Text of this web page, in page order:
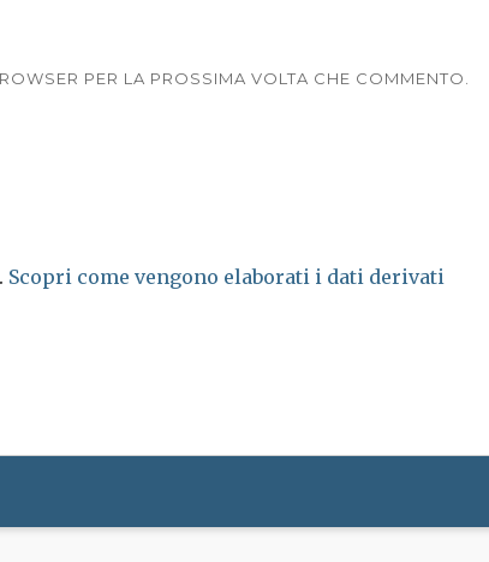
PER LA PROSSIMA VOLTA CHE COMMENTO.
Scopri come vengono elaborati i dati derivati